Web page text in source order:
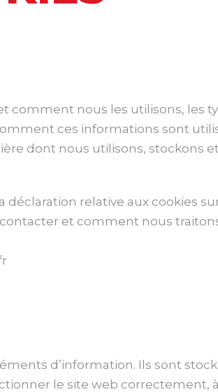
nous les utilisons, les
ces informations sont
dont nous utilisons, stockons
relative aux cookies
et comment nous
d’information. Ils sont
le site web correctement,